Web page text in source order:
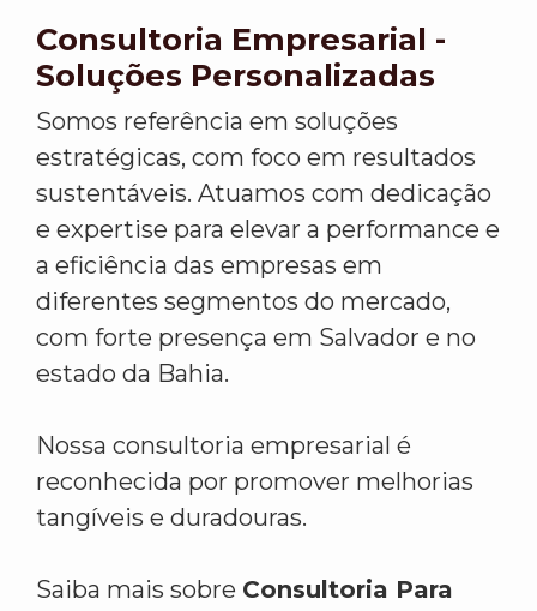
Consultoria Empresarial -
Soluções Personalizadas
Somos referência em soluções
estratégicas, com foco em resultados
sustentáveis. Atuamos com dedicação
e expertise para elevar a performance e
a eficiência das empresas em
diferentes segmentos do mercado,
com forte presença em Salvador e no
estado da Bahia.
Nossa consultoria empresarial é
reconhecida por promover melhorias
tangíveis e duradouras.
Saiba mais sobre Consultoria Para